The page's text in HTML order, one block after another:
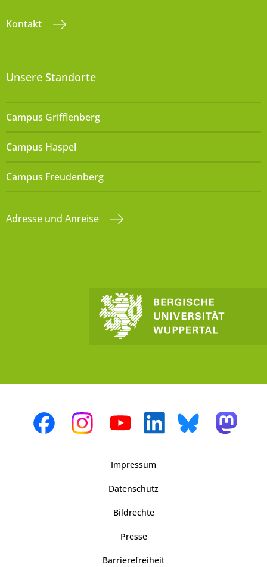
Kontakt
Unsere Standorte
Campus Grifflenberg
Campus Haspel
Campus Freudenberg
Adresse und Anreise
Impressum
Datenschutz
Bildrechte
Presse
Barrierefreiheit